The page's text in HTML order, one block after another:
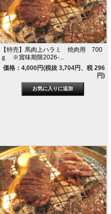
【特売】馬肉上ハラミ 焼肉用 700
ｇ ※賞味期限2026-...
価格：4,000円(税抜 3,704円、税 296
円)